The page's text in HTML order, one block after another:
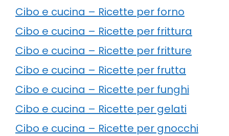
Cibo e cucina – Ricette per forno
Cibo e cucina – Ricette per frittura
Cibo e cucina – Ricette per fritture
Cibo e cucina – Ricette per frutta
Cibo e cucina – Ricette per funghi
Cibo e cucina – Ricette per gelati
Cibo e cucina – Ricette per gnocchi